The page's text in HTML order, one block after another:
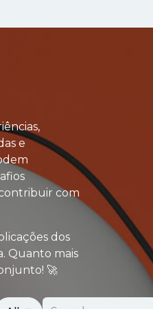
e
com
dos
Quanto mais
🚀